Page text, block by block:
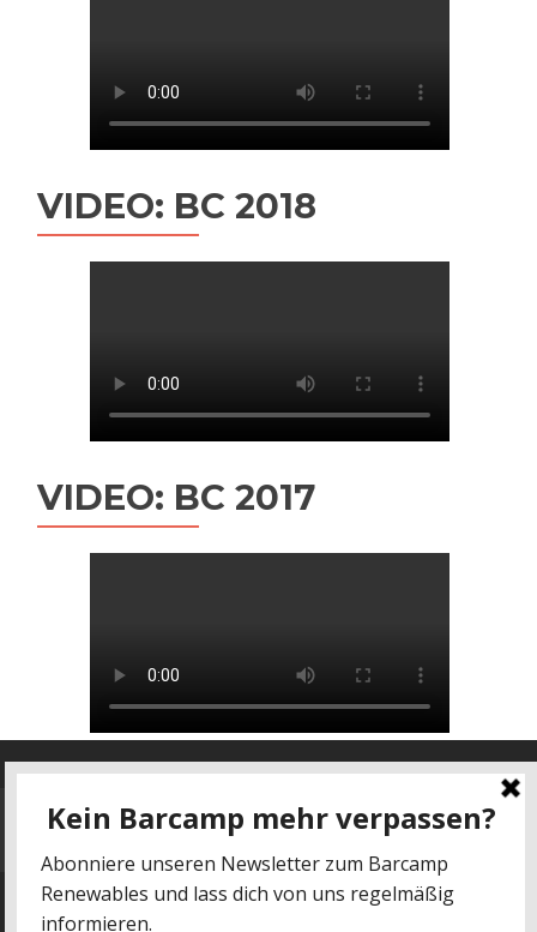
VIDEO: BC 2018
VIDEO: BC 2017
Datenschutz-Impressum